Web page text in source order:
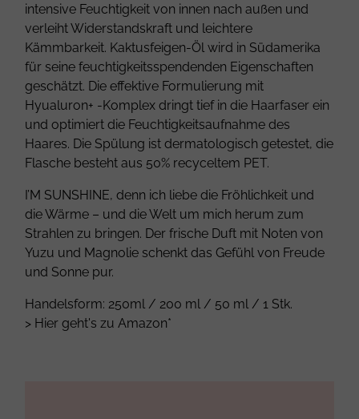
intensive Feuchtigkeit von innen nach außen und
verleiht Widerstandskraft und leichtere
Kämmbarkeit. Kaktusfeigen-Öl wird in Südamerika
für seine feuchtigkeitsspendenden Eigenschaften
geschätzt. Die effektive Formulierung mit
Hyualuron+ -Komplex dringt tief in die Haarfaser ein
und optimiert die Feuchtigkeitsaufnahme des
Haares. Die Spülung ist dermatologisch getestet, die
Flasche besteht aus 50% recyceltem PET.
I’M SUNSHINE, denn ich liebe die Fröhlichkeit und
die Wärme – und die Welt um mich herum zum
Strahlen zu bringen. Der frische Duft mit Noten von
Yuzu und Magnolie schenkt das Gefühl von Freude
und Sonne pur.
Handelsform: 250ml / 200 ml / 50 ml / 1 Stk.
> Hier geht's zu Amazon*